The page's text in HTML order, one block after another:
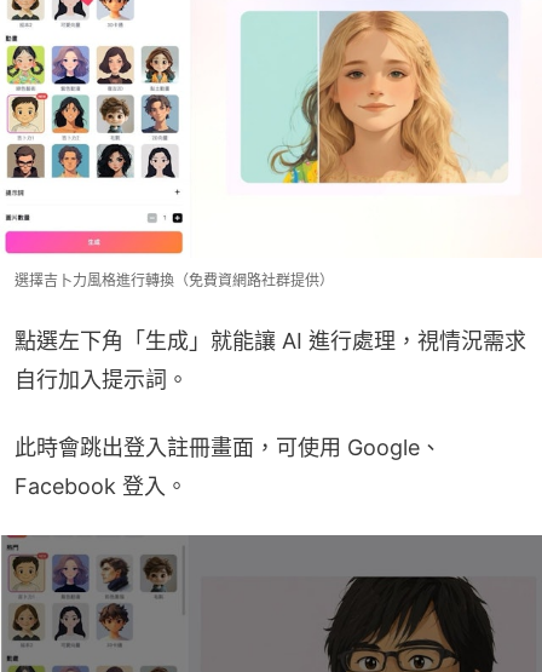
選擇吉卜力風格進行轉換（免費資網路社群提供）
點選左下角「生成」就能讓 AI 進行處理，視情況需求
自行加入提示詞。
此時會跳出登入註冊畫面，可使用 Google、
Facebook 登入。